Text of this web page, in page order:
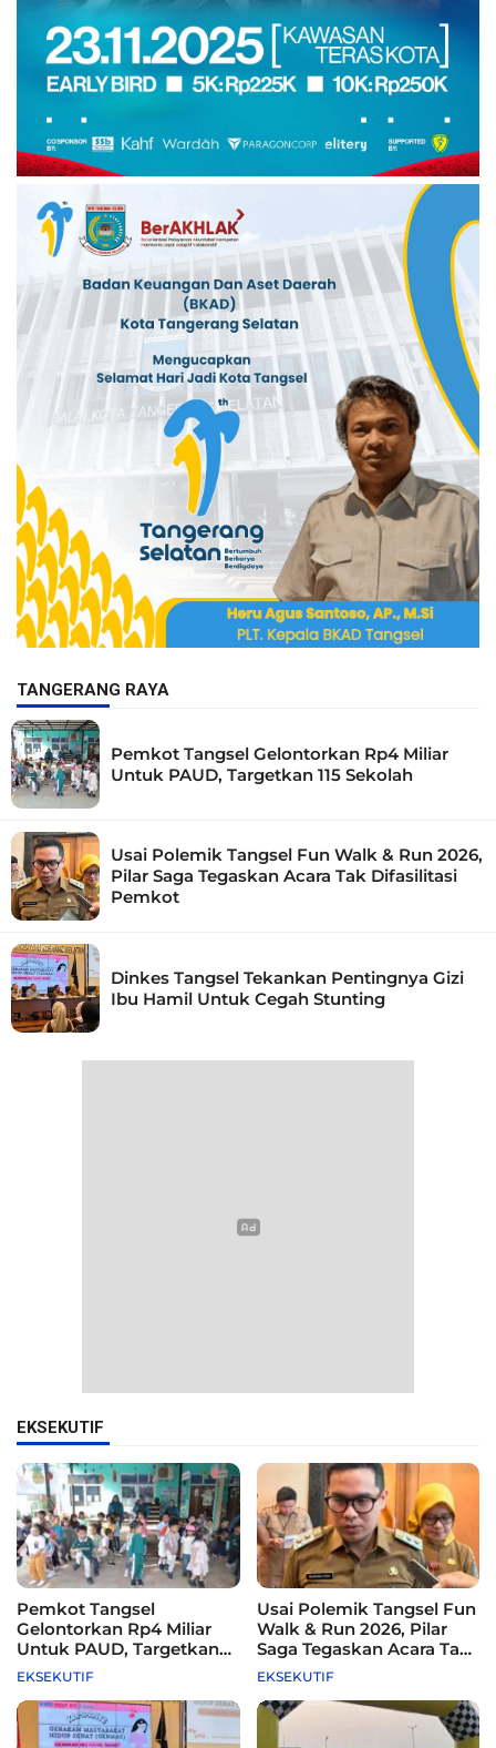
TANGERANG RAYA
Pemkot Tangsel Gelontorkan Rp4 Miliar
Untuk PAUD, Targetkan 115 Sekolah
Usai Polemik Tangsel Fun Walk & Run 2026,
Pilar Saga Tegaskan Acara Tak Difasilitasi
Pemkot
Dinkes Tangsel Tekankan Pentingnya Gizi
Ibu Hamil Untuk Cegah Stunting
EKSEKUTIF
Pemkot Tangsel
Gelontorkan Rp4 Miliar
Untuk PAUD, Targetkan
115 Sekolah
EKSEKUTIF
Usai Polemik Tangsel Fun
Walk & Run 2026, Pilar
Saga Tegaskan Acara Tak
Difasilitasi Pemkot
EKSEKUTIF